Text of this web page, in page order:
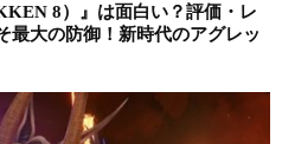
8）』は面白い？評価・レ
最大の防御！新時代のアグレッ